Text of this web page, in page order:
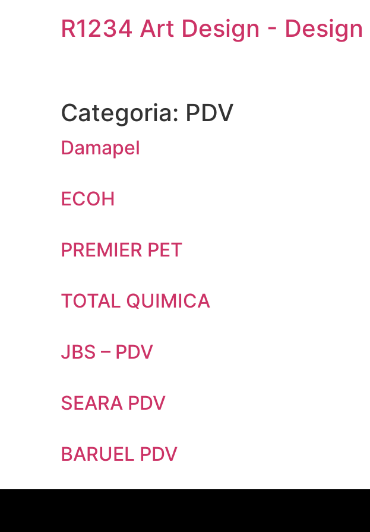
R1234 Art Design -
Categoria: PDV
Damapel
ECOH
PREMIER PET
TOTAL QUIMICA
JBS – PDV
SEARA PDV
BARUEL PDV